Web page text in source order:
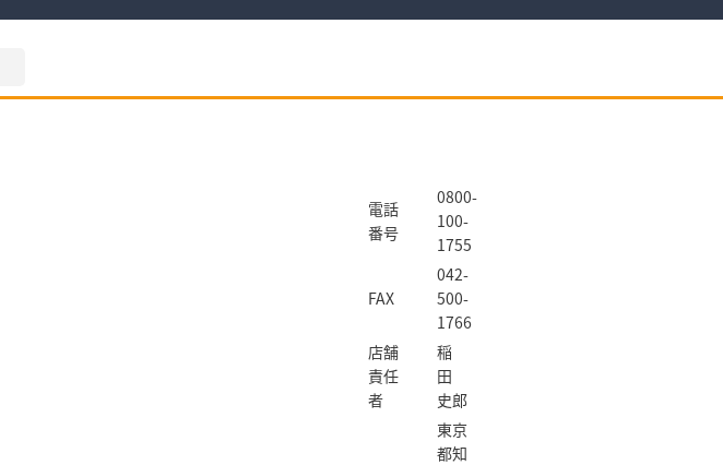
電話
番号
0800-
100-
1755
FAX
042-
500-
1766
店舗
責任
者
稲
田
史郎
東京
都知